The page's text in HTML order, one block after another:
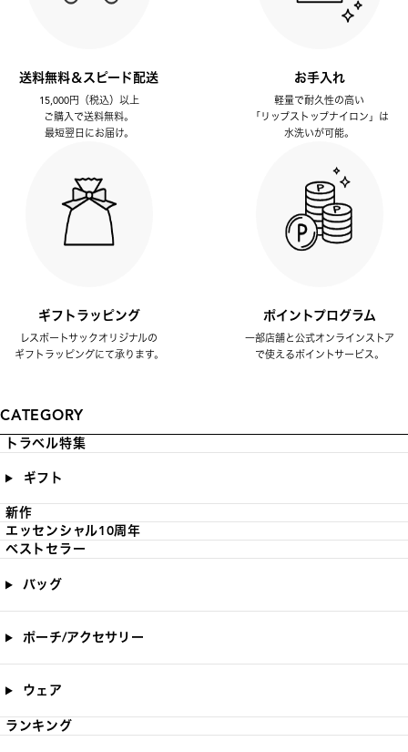
送料無料＆スピード配送
15,000円（税込）以上
ご購入で送料無料。
最短翌日にお届け。
お手入れ
軽量で耐久性の高い
「リップストップナイロン」は
水洗いが可能。
ギフトラッピング
レスポートサックオリジナルの
ギフトラッピングにて承ります。
ポイントプログラム
一部店舗と公式オンラインストア
で使えるポイントサービス。
CATEGORY
トラベル特集
ギフト
新作
エッセンシャル10周年
ベストセラー
バッグ
ポーチ/アクセサリー
ウェア
ランキング